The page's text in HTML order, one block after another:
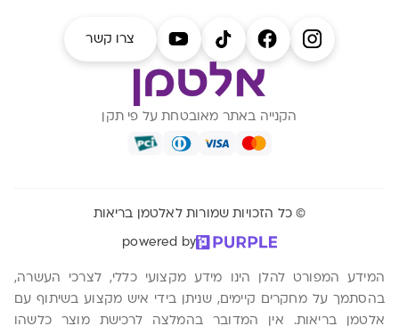
צרו קשר
הקנייה באתר מאובטחת על פי תקן
© כל הזכויות שמורות לאלטמן בריאות
powered by
המידע המפורט להלן הינו מידע מקצועי כללי, לצרכי העשרה,
בהסתמך על מחקרים קיימים, שניתן בידי איש מקצוע בשיתוף עם
אלטמן בריאות. אין המדובר בהמלצה לרכישת מוצר כלשהו